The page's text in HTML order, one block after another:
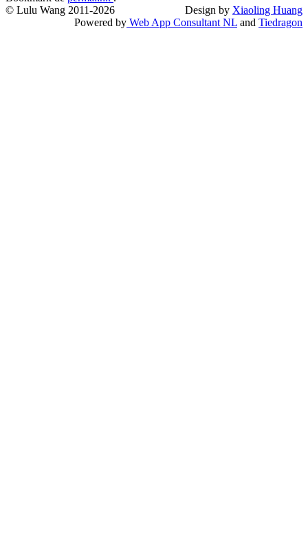
© Lulu Wang 2011-2026
Design by Xiaoling Huang
Powered by Web App Consultant NL and Tiedragon